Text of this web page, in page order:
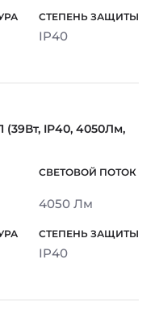
IP40
(39Вт, IP40, 4050Лм,
4050 Лм
IP40